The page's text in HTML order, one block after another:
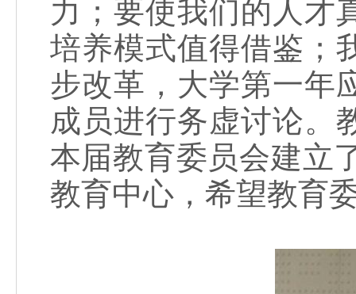
力；要使我们的人才
培养模式值得借鉴；
步改革，大学第一年
成员进行务虚讨论。
本届教育委员会建立
教育中心，希望教育